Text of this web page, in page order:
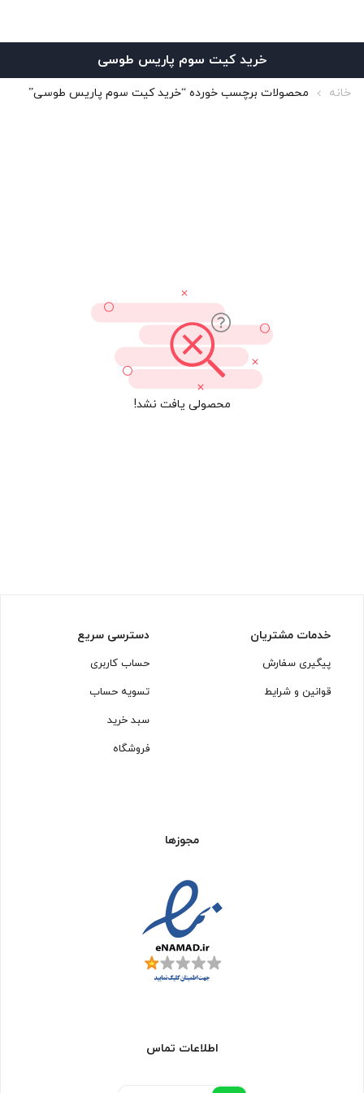
خرید کیت سوم پاریس طوسی
خانه محصولات برچسب خورده “خرید کیت سوم پاریس طوسی”
محصولی یافت نشد!
خدمات مشتریان
پیگیری سفارش
قوانین و شرایط
دسترسی سریع
حساب کاربری
تسویه حساب
سبد خرید
فروشگاه
مجوزها
اطلاعات تماس